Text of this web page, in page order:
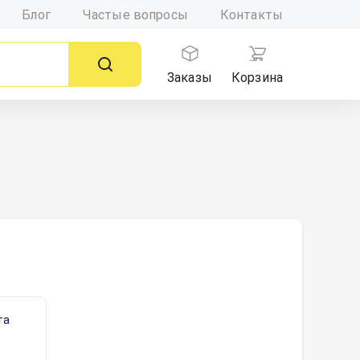
Блог Частые вопросы Контакты
Заказы
Корзина